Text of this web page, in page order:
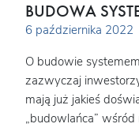
BUDOWA
6 października 2022
O budowie
zazwyczaj
mają już jakieś
„budowlańca”